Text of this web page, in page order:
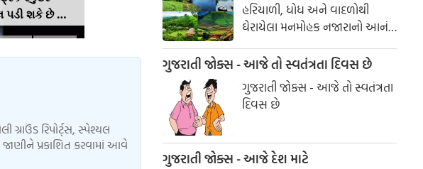
શકે છે ભારે
ગ્રાઉંડ રિપોર્ટ્સ, સ્પેશ્યલ
જાણીને પ્રકાશિત કરવામાં આવે
હરિયાળી, ધોધ અને વાદળોથી
ઘેરાયેલા મનમોહક નજારાનો આનંદ
માણવા માંગતા હો, તો દક્ષિણ
ભારતના આ સુંદર સ્થળોની
મુલાકાત જરૂર લો. આ ડેસ્ટિનેશન્સ
તમને કુદરતની ગોદમાં યાદગાર
પ્રવાસનો અદભુત અનુભવ કરાવશે.
ગુજરાતી જોક્સ - આજે તો સ્વતંત્રતા દિવસ છે
ગુજરાતી જોક્સ - આજે તો સ્વતંત્રતા
દિવસ છે
ગુજરાતી જોક્સ - આજે દેશ માટે